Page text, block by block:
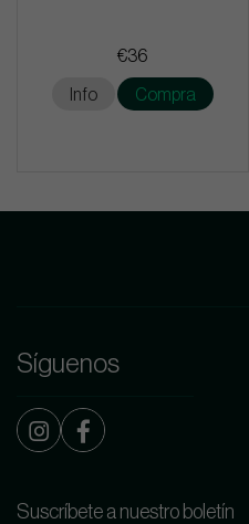
€36
Info Compra
Síguenos
Suscríbete a nuestro boletín